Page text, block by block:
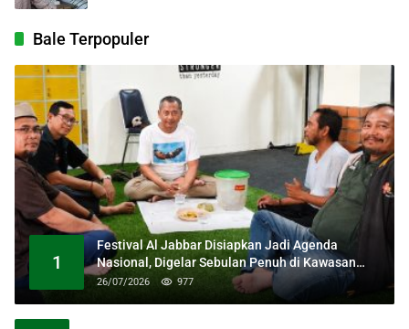
Bale Terpopuler
1
Festival Al Jabbar Disiapkan Jadi Agenda
Nasional, Digelar Sebulan Penuh di Kawasan
Masjid Raya Al Jabbar
26/07/2026 977